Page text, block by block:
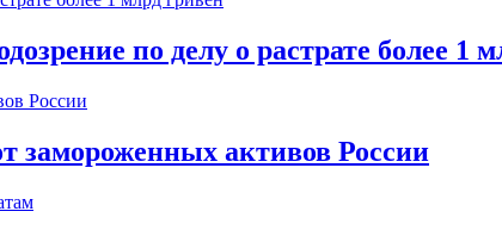
по делу о растрате более 1
замороженных активов России